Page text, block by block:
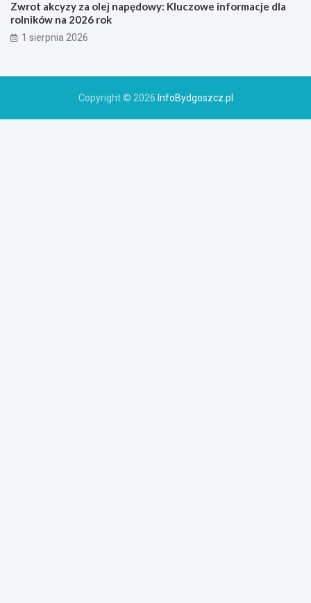
Zwrot akcyzy za olej napędowy: Kluczowe informacje dla
rolników na 2026 rok
1 sierpnia 2026
Copyright © 2026 InfoBydgoszcz.pl